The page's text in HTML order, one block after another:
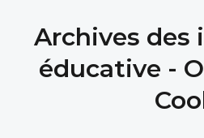
Archives des
éducative -